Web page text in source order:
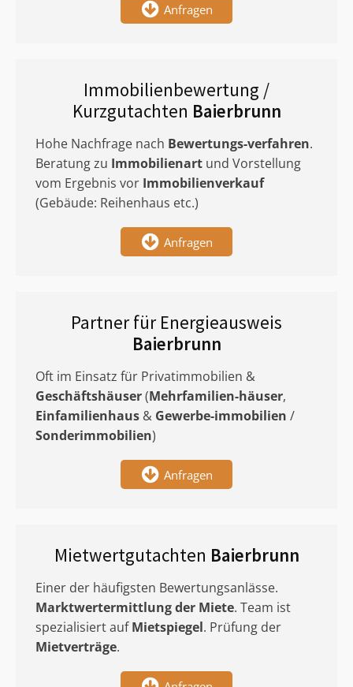
Anfragen
Immobilienbewertung /
Kurzgutachten Baierbrunn
Hohe Nachfrage nach Bewertungs-verfahren.
Beratung zu Immobilienart und Vorstellung
vom Ergebnis vor Immobilienverkauf
(Gebäude: Reihenhaus etc.)
Anfragen
Partner für Energieausweis
Baierbrunn
Oft im Einsatz für Privatimmobilien &
Geschäftshäuser(Mehrfamilien-häuser,
Einfamilienhaus & Gewerbe-immobilien /
Sonderimmobilien)
Anfragen
Mietwertgutachten Baierbrunn
Einer der häufigsten Bewertungsanlässe.
Marktwertermittlungder Miete. Team ist
spezialisiert aufMietspiegel. Prüfung der
Mietverträge.